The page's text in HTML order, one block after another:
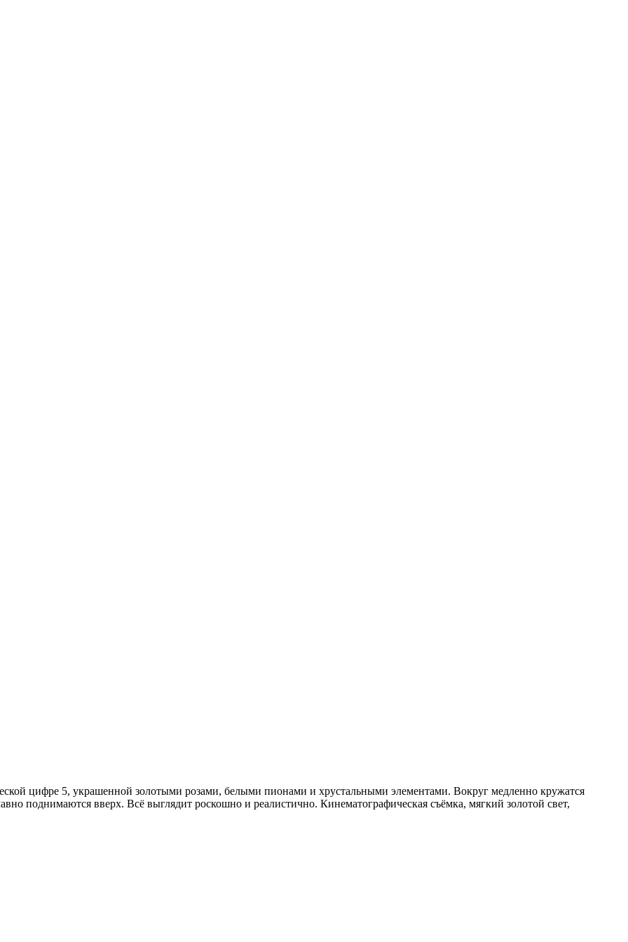
цифре 5, украшенной золотыми розами, белыми пионами и хрустальными элементами. Вокруг медленно кружатся
поднимаются вверх. Всё выглядит роскошно и реалистично. Кинематографическая съёмка, мягкий золотой свет,